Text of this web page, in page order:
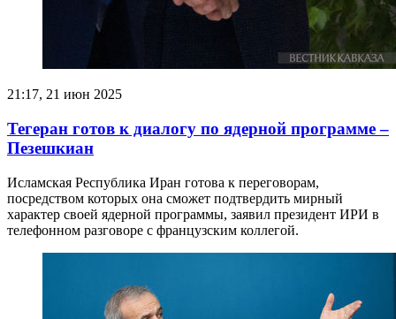
21:17, 21 июн 2025
Тегеран готов к диалогу по ядерной программе –
Пезешкиан
Исламская Республика Иран готова к переговорам,
посредством которых она сможет подтвердить мирный
характер своей ядерной программы, заявил президент ИРИ в
телефонном разговоре с французским коллегой.